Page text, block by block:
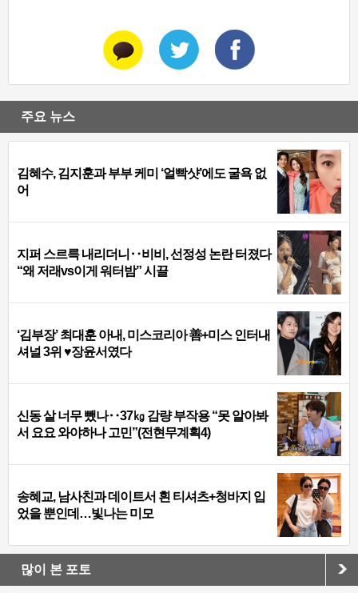
주요 뉴스
김혜수, 김지훈과 부부 케미 ‘얼빡샷’에도 굴욕 없
어
지퍼 스르륵 내리더니‥비비, 선정성 논란 터졌다
“왜 저래vs이게 워터밤” 시끌
‘김부장’ 최대훈 아내, 미스코리아 善+미스 인터내
셔널 3위 ♥장윤서였다
신동 살 너무 뺐나‥37㎏ 감량 부작용 “못 알아봐
서 요요 와야하나 고민”(전현무계획4)
송혜교, 남사친과 데이트서 흰 티셔츠+청바지 입
었을 뿐인데…빛나는 미모
많이 본 포토